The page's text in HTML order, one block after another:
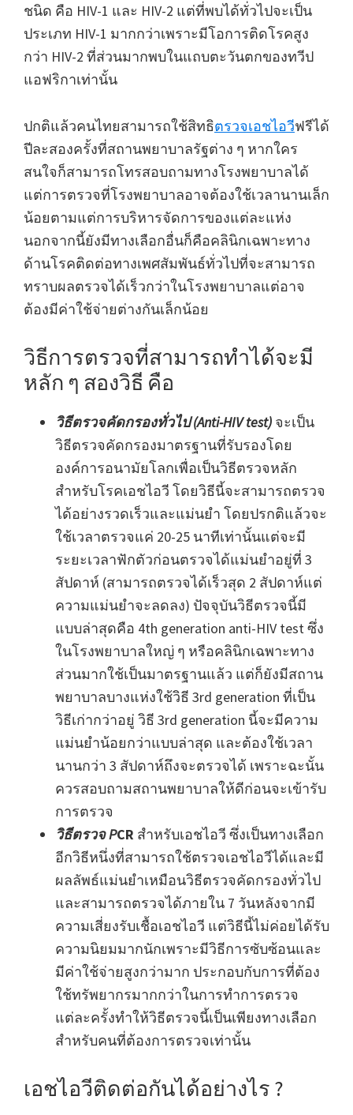
ชนิด คือ HIV-1 และ HIV-2 แต่ที่พบได้ทั่วไปจะเป็น
ประเภท HIV-1 มากกว่าเพราะมีโอการติดโรคสูง
กว่า HIV-2 ที่ส่วนมากพบในแถบตะวันตกของทวีป
แอฟริกาเท่านั้น
ปกติแล้วคนไทยสามารถใช้สิทธิตรวจเอชไอวีฟรีได้
ปีละสองครั้งที่สถานพยาบาลรัฐต่าง ๆ หากใคร
สนใจก็สามารถโทรสอบถามทางโรงพยาบาลได้
แต่การตรวจที่โรงพยาบาลอาจต้องใช้เวลานานเล็ก
น้อยตามแต่การบริหารจัดการของแต่ละแห่ง
นอกจากนี้ยังมีทางเลือกอื่นก็คือคลินิกเฉพาะทาง
ด้านโรคติดต่อทางเพศสัมพันธ์ทั่วไปที่จะสามารถ
ทราบผลตรวจได้เร็วกว่าในโรงพยาบาลแต่อาจ
ต้องมีค่าใช้จ่ายต่างกันเล็กน้อย
วิธีการตรวจที่สามารถทำได้จะมี
หลัก ๆ สองวิธี คือ
วิธีตรวจคัดกรองทั่วไป (Anti-HIV test) จะเป็น
วิธีตรวจคัดกรองมาตรฐานที่รับรองโดย
องค์การอนามัยโลกเพื่อเป็นวิธีตรวจหลัก
สำหรับโรคเอชไอวี โดยวิธีนี้จะสามารถตรวจ
ได้อย่างรวดเร็วและแม่นยำ โดยปรกติแล้วจะ
ใช้เวลาตรวจแค่ 20-25 นาทีเท่านั้นแต่จะมี
ระยะเวลาฟักตัวก่อนตรวจได้แม่นยำอยู่ที่ 3
สัปดาห์ (สามารถตรวจได้เร็วสุด 2 สัปดาห์แต่
ความแม่นยำจะลดลง) ปัจจุบันวิธีตรวจนี้มี
แบบล่าสุดคือ 4th generation anti-HIV test ซึ่ง
ในโรงพยาบาลใหญ่ ๆ หรือคลินิกเฉพาะทาง
ส่วนมากใช้เป็นมาตรฐานแล้ว แต่ก็ยังมีสถาน
พยาบาลบางแห่งใช้วิธี 3rd generation ที่เป็น
วิธีเก่ากว่าอยู่ วิธี 3rd generation นี้จะมีความ
แม่นยำน้อยกว่าแบบล่าสุด และต้องใช้เวลา
นานกว่า 3 สัปดาห์ถึงจะตรวจได้ เพราะฉะนั้น
ควรสอบถามสถานพยาบาลให้ดีก่อนจะเข้ารับ
การตรวจ
วิธีตรวจ PCR สำหรับเอชไอวี ซึ่งเป็นทางเลือก
อีกวิธีหนึ่งที่สามารถใช้ตรวจเอชไอวีได้และมี
ผลลัพธ์แม่นยำเหมือนวิธีตรวจคัดกรองทั่วไป
และสามารถตรวจได้ภายใน 7 วันหลังจากมี
ความเสี่ยงรับเชื้อเอชไอวี แต่วิธีนี้ไม่ค่อยได้รับ
ความนิยมมากนักเพราะมีวิธีการซับซ้อนและ
มีค่าใช้จ่ายสูงกว่ามาก ประกอบกับการที่ต้อง
ใช้ทรัพยากรมากกว่าในการทำการตรวจ
แต่ละครั้งทำให้วิธีตรวจนี้เป็นเพียงทางเลือก
สำหรับคนที่ต้องการตรวจเท่านั้น
เอชไอวีติดต่อกันได้อย่างไร ?